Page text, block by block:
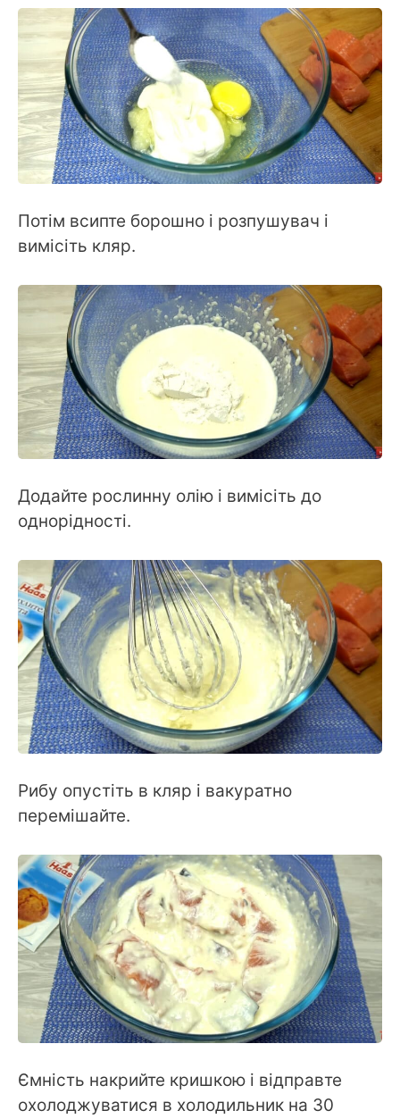
Потім всипте борошно і розпушувач і
вимісіть кляр.
Додайте рослинну олію і вимісіть до
однорідності.
Рибу опустіть в кляр і вакуратно
перемішайте.
Ємність накрийте кришкою і відправте
охолоджуватися в холодильник на 30